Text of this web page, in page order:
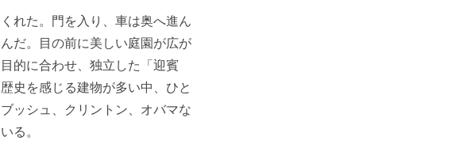
れた。門を入り、車は奥へ進ん
だ。目の前に美しい庭園が広が
的に合わせ、独立した「迎賓
史を感じる建物が多い中、ひと
ッシュ、クリントン、オバマな
る。